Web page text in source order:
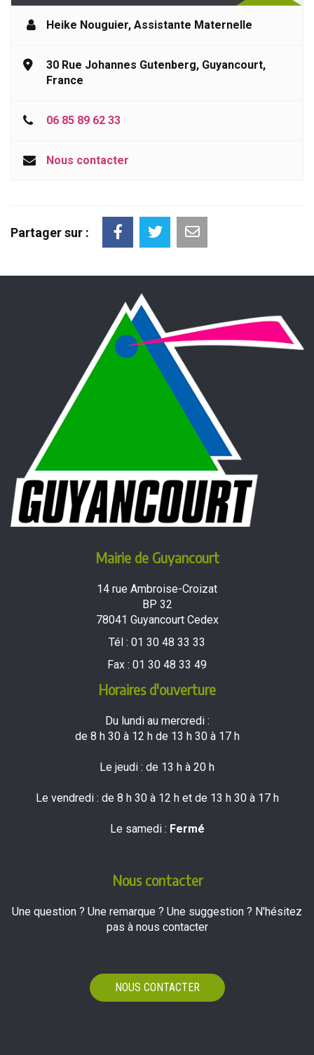
Heike Nouguier, Assistante Maternelle
30 Rue Johannes Gutenberg, Guyancourt,
France
06 85 89 62 33
Nous contacter
Partager sur :
Mairie de Guyancourt
14 rue Ambroise-Croizat
BP 32
78041 Guyancourt Cedex
Tél : 01 30 48 33 33
Fax : 01 30 48 33 49
Horaires d'ouverture
Du lundi au mercredi :
de 8 h 30 à 12 h de 13 h 30 à 17 h
Le jeudi : de 13 h à 20 h
Le vendredi : de 8 h 30 à 12 h et de 13 h 30 à 17 h
Le samedi : Fermé
Nous contacter
Une question ? Une remarque ? Une suggestion ? N'hésitez
pas à nous contacter
NOUS CONTACTER